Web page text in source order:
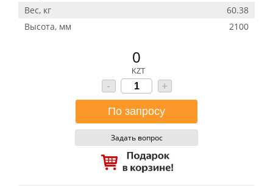
Вес, кг
60.38
Высота, мм
2100
0
KZT
- +
Задать вопрос